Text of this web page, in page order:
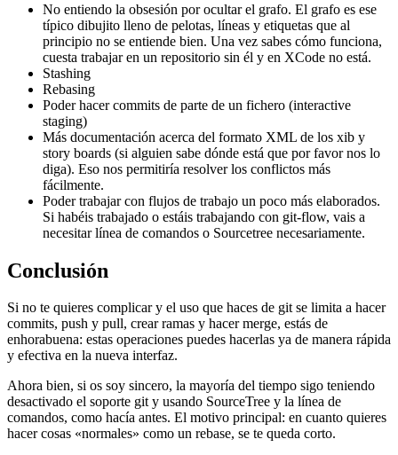
No entiendo la obsesión por ocultar el grafo. El grafo es ese
típico dibujito lleno de pelotas, líneas y etiquetas que al
principio no se entiende bien. Una vez sabes cómo funciona,
cuesta trabajar en un repositorio sin él y en XCode no está.
Stashing
Rebasing
Poder hacer commits de parte de un fichero (interactive
staging)
Más documentación acerca del formato XML de los xib y
story boards (si alguien sabe dónde está que por favor nos lo
diga). Eso nos permitiría resolver los conflictos más
fácilmente.
Poder trabajar con flujos de trabajo un poco más elaborados.
Si habéis trabajado o estáis trabajando con git-flow, vais a
necesitar línea de comandos o Sourcetree necesariamente.
Conclusión
Si no te quieres complicar y el uso que haces de git se limita a hacer
commits, push y pull, crear ramas y hacer merge, estás de
enhorabuena: estas operaciones puedes hacerlas ya de manera rápida
y efectiva en la nueva interfaz.
Ahora bien, si os soy sincero, la mayoría del tiempo sigo teniendo
desactivado el soporte git y usando SourceTree y la línea de
comandos, como hacía antes. El motivo principal: en cuanto quieres
hacer cosas «normales» como un rebase, se te queda corto.